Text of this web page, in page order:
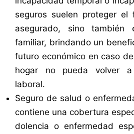
seguros suelen proteger
asegurado, sino
familiar, brindando un
futuro económico en caso
hogar no pueda volver a
laboral.
Seguro de salud o
contiene una cobertura
dolencia o enfermedad